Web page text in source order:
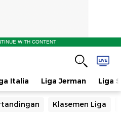
WITH CONTENT
Italia Liga Jerman Liga
Klasemen Liga